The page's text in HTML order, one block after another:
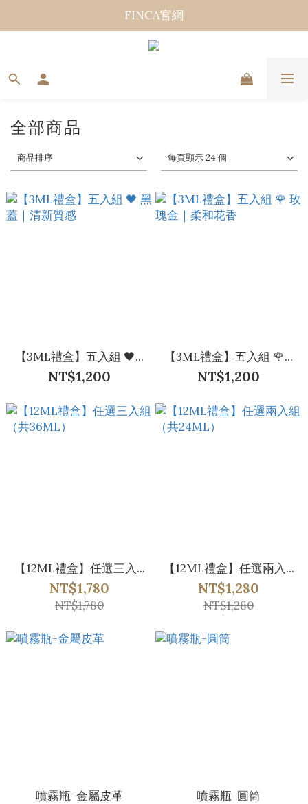
FINCA官網
全部商品
商品排序 每頁顯示 24 個
【3ML禮盒】五入組 🖤...
NT$1,200
【3ML禮盒】五入組 🌹...
NT$1,200
【12ML禮盒】任選三入...
NT$1,780
NT$1,780
【12ML禮盒】任選兩入...
NT$1,280
NT$1,280
噴霧瓶-金屬皮革 噴霧瓶-圓筒